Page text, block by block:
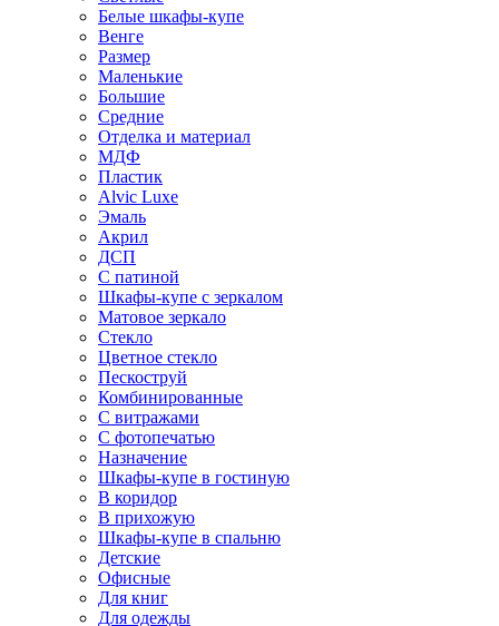
Белые шкафы-купе
Венге
Размер
Маленькие
Большие
Средние
Отделка и материал
МДФ
Пластик
Alvic Luxe
Эмаль
Акрил
ДСП
С патиной
Шкафы-купе с зеркалом
Матовое зеркало
Стекло
Цветное стекло
Пескоструй
Комбинированные
С витражами
С фотопечатью
Назначение
Шкафы-купе в гостиную
В коридор
В прихожую
Шкафы-купе в спальню
Детские
Офисные
Для книг
Для одежды